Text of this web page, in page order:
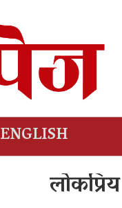
ENGLISH